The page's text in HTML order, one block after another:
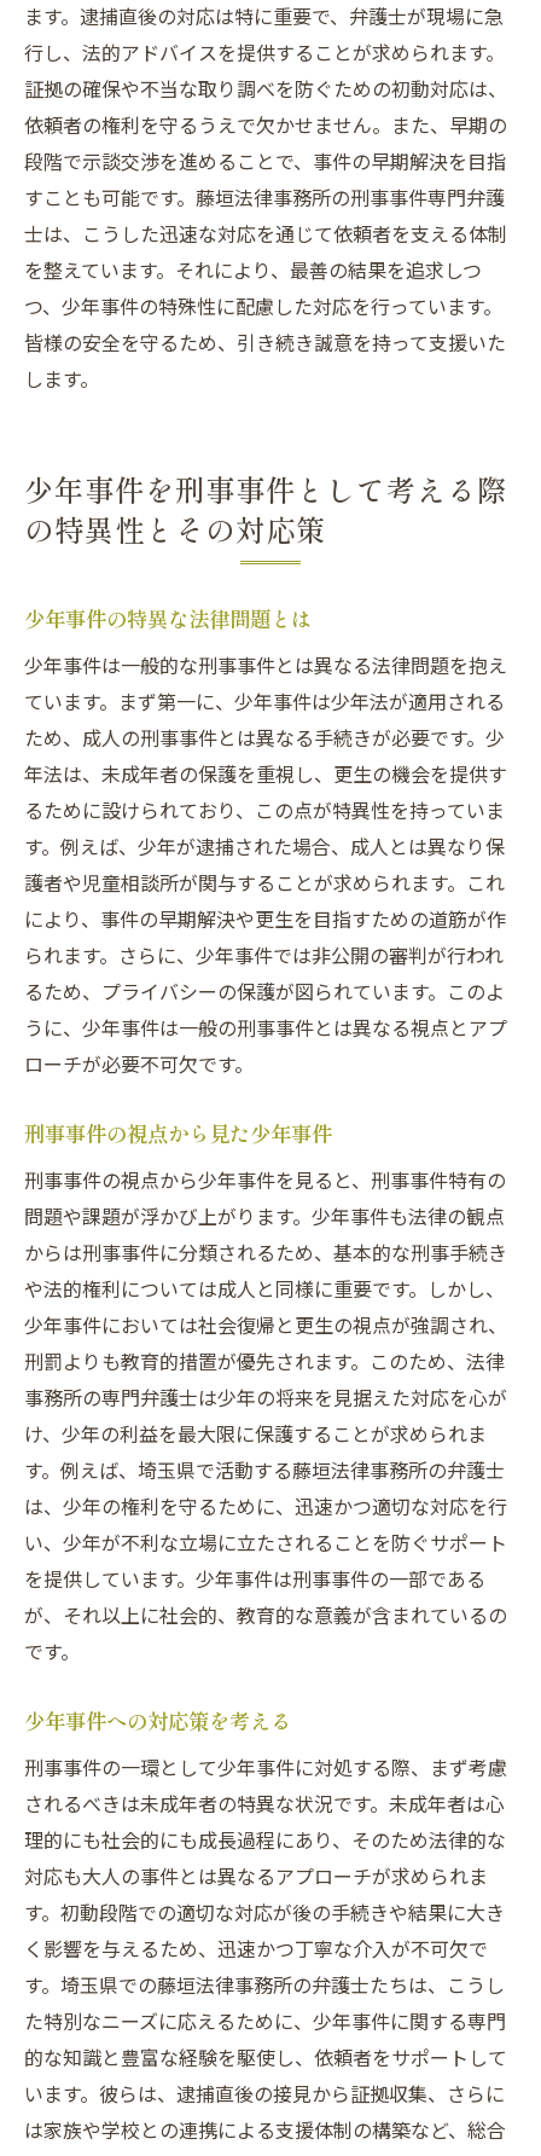
ます。逮捕直後の対応は特に重要で、弁護士が現場に急
行し、法的アドバイスを提供することが求められます。
証拠の確保や不当な取り調べを防ぐための初動対応は、
依頼者の権利を守るうえで欠かせません。また、早期の
段階で示談交渉を進めることで、事件の早期解決を目指
すことも可能です。藤垣法律事務所の刑事事件専門弁護
士は、こうした迅速な対応を通じて依頼者を支える体制
を整えています。それにより、最善の結果を追求しつ
つ、少年事件の特殊性に配慮した対応を行っています。
皆様の安全を守るため、引き続き誠意を持って支援いた
します。
少年事件を刑事事件として考える際
の特異性とその対応策
少年事件の特異な法律問題とは
少年事件は一般的な刑事事件とは異なる法律問題を抱え
ています。まず第一に、少年事件は少年法が適用される
ため、成人の刑事事件とは異なる手続きが必要です。少
年法は、未成年者の保護を重視し、更生の機会を提供す
るために設けられており、この点が特異性を持っていま
す。例えば、少年が逮捕された場合、成人とは異なり保
護者や児童相談所が関与することが求められます。これ
により、事件の早期解決や更生を目指すための道筋が作
られます。さらに、少年事件では非公開の審判が行われ
るため、プライバシーの保護が図られています。このよ
うに、少年事件は一般の刑事事件とは異なる視点とアプ
ローチが必要不可欠です。
刑事事件の視点から見た少年事件
刑事事件の視点から少年事件を見ると、刑事事件特有の
問題や課題が浮かび上がります。少年事件も法律の観点
からは刑事事件に分類されるため、基本的な刑事手続き
や法的権利については成人と同様に重要です。しかし、
少年事件においては社会復帰と更生の視点が強調され、
刑罰よりも教育的措置が優先されます。このため、法律
事務所の専門弁護士は少年の将来を見据えた対応を心が
け、少年の利益を最大限に保護することが求められま
す。例えば、埼玉県で活動する藤垣法律事務所の弁護士
は、少年の権利を守るために、迅速かつ適切な対応を行
い、少年が不利な立場に立たされることを防ぐサポート
を提供しています。少年事件は刑事事件の一部である
が、それ以上に社会的、教育的な意義が含まれているの
です。
少年事件への対応策を考える
刑事事件の一環として少年事件に対処する際、まず考慮
されるべきは未成年者の特異な状況です。未成年者は心
理的にも社会的にも成長過程にあり、そのため法律的な
対応も大人の事件とは異なるアプローチが求められま
す。初動段階での適切な対応が後の手続きや結果に大き
く影響を与えるため、迅速かつ丁寧な介入が不可欠で
す。埼玉県での藤垣法律事務所の弁護士たちは、こうし
た特別なニーズに応えるために、少年事件に関する専門
的な知識と豊富な経験を駆使し、依頼者をサポートして
います。彼らは、逮捕直後の接見から証拠収集、さらに
は家族や学校との連携による支援体制の構築など、総合